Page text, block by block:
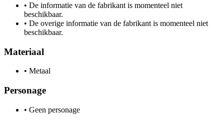
• De informatie van de fabrikant is momenteel niet
beschikbaar.
• De overige informatie van de fabrikant is momenteel niet
beschikbaar.
Materiaal
• Metaal
Personage
• Geen personage